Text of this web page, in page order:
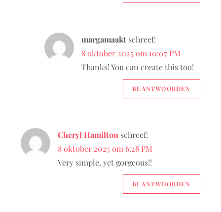
margamaakt schreef:
8 oktober 2025 om 10:07 PM
Thanks! You can create this too!
BEANTWOORDEN
Cheryl Hamilton schreef:
8 oktober 2025 om 6:28 PM
Very simple, yet gorgeous!!
BEANTWOORDEN